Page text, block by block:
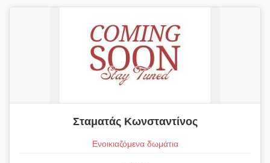
Σταματάς Κωνσταντίνος
Ενοικιαζόμενα δωμάτια